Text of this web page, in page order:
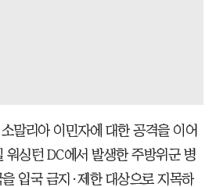
말리아 이민자에 대한 공격을 이어
워싱턴 DC에서 발생한 주방위군 병
입국 금지·제한 대상으로 지목하